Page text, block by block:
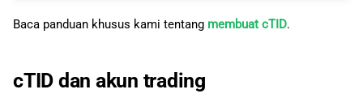
Baca panduan khusus kami tentang membuat cTID.
cTID dan akun trading